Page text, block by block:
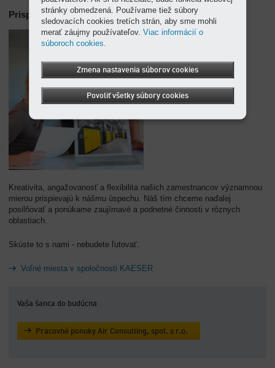
Prispejte k nášmu ďalšiemu rozvoju
Kreativita, angažovanosť a flexibilita našich zamestnancov významnou
mierou prispievajú k nášmu úspechu. Náš tím chceme naďalej
posilňovať a ponúkame zaujímavé a podnetné činnosti v rôznych
oblastiach.
Skúste to s nami - nebudete ľutovať.
Voľné miesta v spoločnosti KAESER
Vaša šanca do budúcna
Pracovné ponuky Air Consulting, spol. s r.o.
stránky obmedzená. Používame tiež súbory
sledovacích cookies tretích strán, aby sme mohli
merať záujmy používateľov.Viac informácií o
súboroch cookies.
Zmena nastavenia súborov cookies
Povoliť všetky súbory cookies